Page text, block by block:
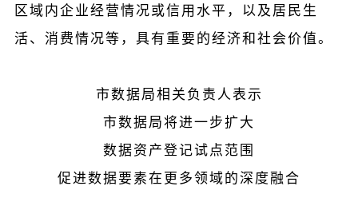
区域内企业经营情况或信用水平，以及居民生
活、消费情况等，具有重要的经济和社会价值。
市数据局相关负责人表示
市数据局将进一步扩大
数据资产登记试点范围
促进数据要素在更多领域的深度融合